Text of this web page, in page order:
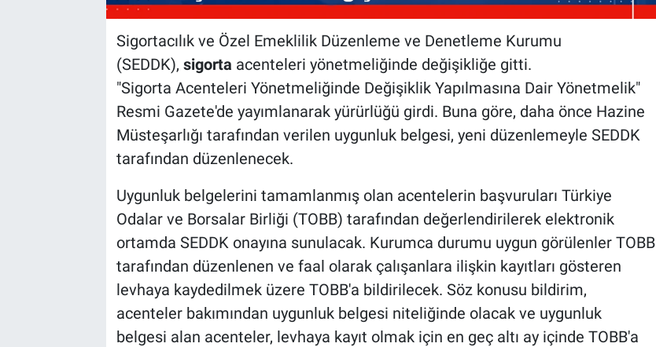
Sigortacılık ve Özel Emeklilik Düzenleme ve Denetleme Kurumu
(SEDDK), sigorta acenteleri yönetmeliğinde değişikliğe gitti.
"Sigorta Acenteleri Yönetmeliğinde Değişiklik Yapılmasına Dair Yönetmelik"
Resmi Gazete'de yayımlanarak yürürlüğü girdi. Buna göre, daha önce Hazine
Müsteşarlığı tarafından verilen uygunluk belgesi, yeni düzenlemeyle SEDDK
tarafından düzenlenecek.
Uygunluk belgelerini tamamlanmış olan acentelerin başvuruları Türkiye
Odalar ve Borsalar Birliği (TOBB) tarafından değerlendirilerek elektronik
ortamda SEDDK onayına sunulacak. Kurumca durumu uygun görülenler TOBB
tarafından düzenlenen ve faal olarak çalışanlara ilişkin kayıtları gösteren
levhaya kaydedilmek üzere TOBB'a bildirilecek. Söz konusu bildirim,
acenteler bakımından uygunluk belgesi niteliğinde olacak ve uygunluk
belgesi alan acenteler, levhaya kayıt olmak için en geç altı ay içinde TOBB'a